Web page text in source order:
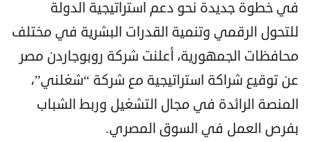
في خطوة جديدة نحو دعم استراتيجية الدولة
للتحول الرقمي وتنمية القدرات البشرية في مختلف
محافظات الجمهورية، أعلنت شركة روبوجاردن مصر
عن توقيع شراكة استراتيجية مع شركة “شغلني”،
المنصة الرائدة في مجال التشغيل وربط الشباب
بفرص العمل في السوق المصري.